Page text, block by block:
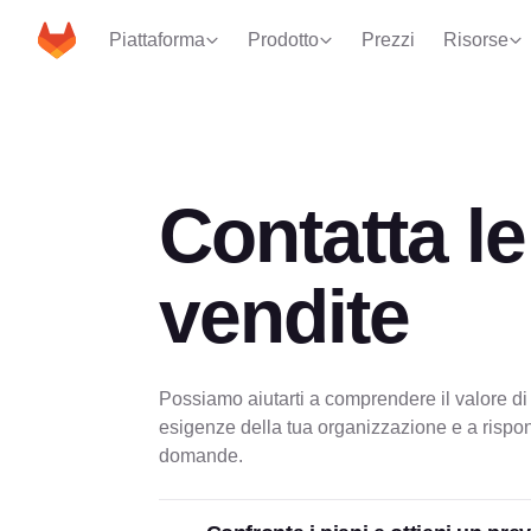
Piattaforma Prodotto Prezzi Risorse
Contatta le
vendite
Possiamo aiutarti a comprendere il valore
esigenze della tua organizzazione e a
domande.